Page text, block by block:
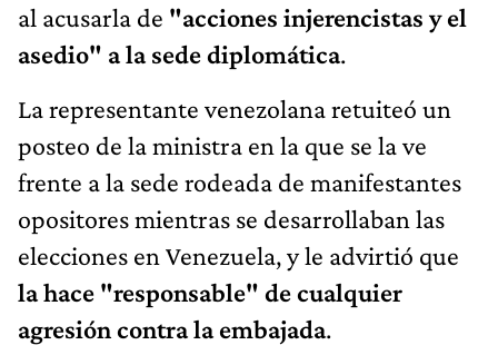
al acusarla de "acciones injerencistas y el
asedio" a la sede diplomática.
La representante venezolana retuiteó un
posteo de la ministra en la que se la ve
frente a la sede rodeada de manifestantes
opositores mientras se desarrollaban las
elecciones en Venezuela, y le advirtió que
la hace "responsable" de cualquier
agresión contra la embajada.